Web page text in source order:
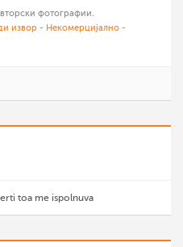
фотографии.
извор - Некомерцијално -
toa me ispolnuva